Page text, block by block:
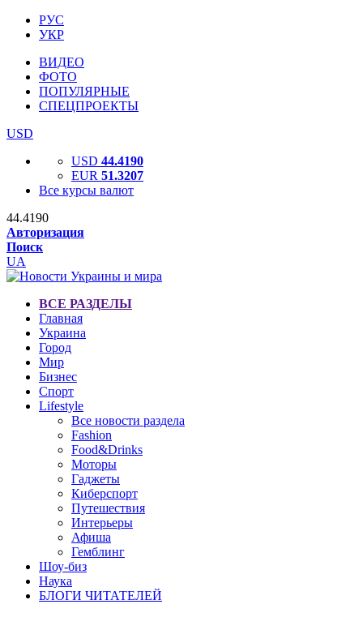
РУС
УКР
ВИДЕО
ФОТО
ПОПУЛЯРНЫЕ
СПЕЦПРОЕКТЫ
USD
USD 44.4190
EUR 51.3207
Все курсы валют
44.4190
Авторизация
Поиск
UA
ВСЕ РАЗДЕЛЫ
Главная
Украина
Город
Мир
Бизнес
Спорт
Lifestyle
Все новости раздела
Fashion
Food&Drinks
Моторы
Гаджеты
Киберспорт
Путешествия
Интерьеры
Афиша
Гемблинг
Шоу-биз
Наука
БЛОГИ ЧИТАТЕЛЕЙ